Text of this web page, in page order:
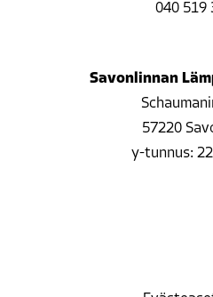
040 519
Savonlinnan
57220
y-tunnus: